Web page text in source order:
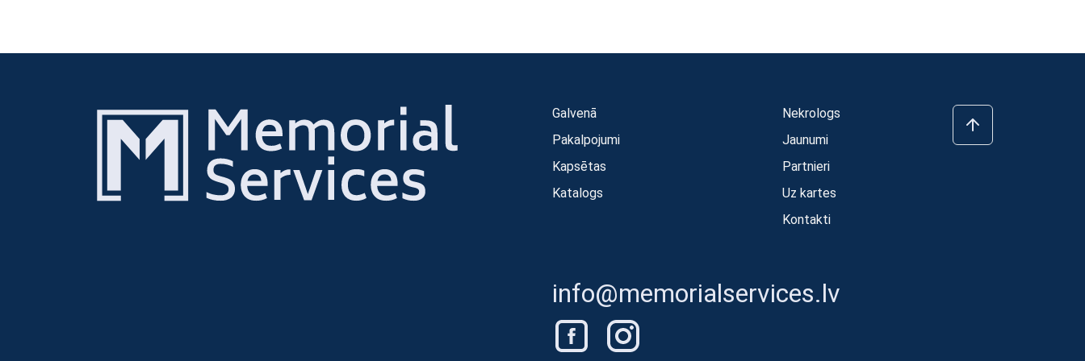
Galvenā
Pakalpojumi
Kapsētas
Katalogs
Nekrologs
Jaunumi
Partnieri
Uz kartes
Kontakti
info@memorialservices.lv